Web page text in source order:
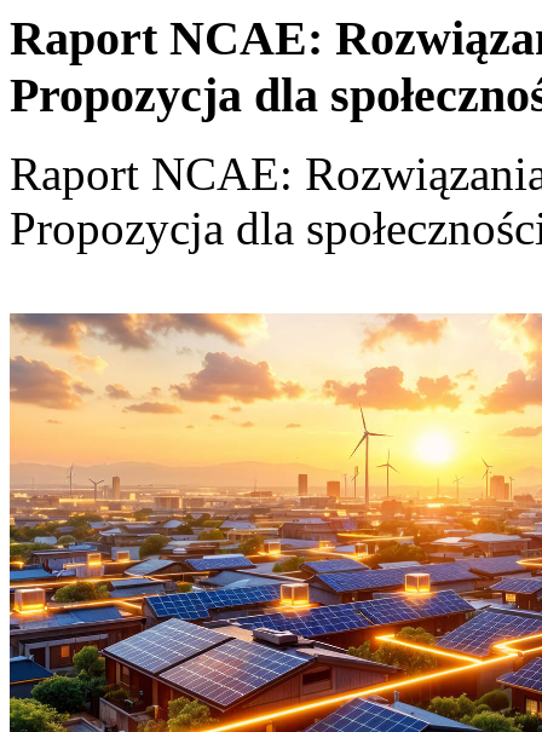
Raport NCAE:
Propozycja dla
Raport NCAE:
Propozycja dla